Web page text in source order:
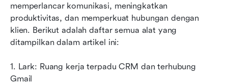
memperlancar komunikasi, meningkatkan
produktivitas, dan memperkuat hubungan dengan
klien. Berikut adalah daftar semua alat yang
ditampilkan dalam artikel ini:
1. Lark: Ruang kerja terpadu CRM dan terhubung
Gmail